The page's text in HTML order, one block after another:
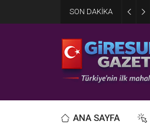
SON DAKİKA
ANA SAYFA